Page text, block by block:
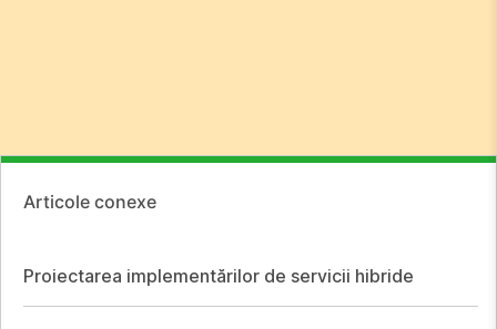
Articole conexe
Proiectarea implementărilor de servicii hibride